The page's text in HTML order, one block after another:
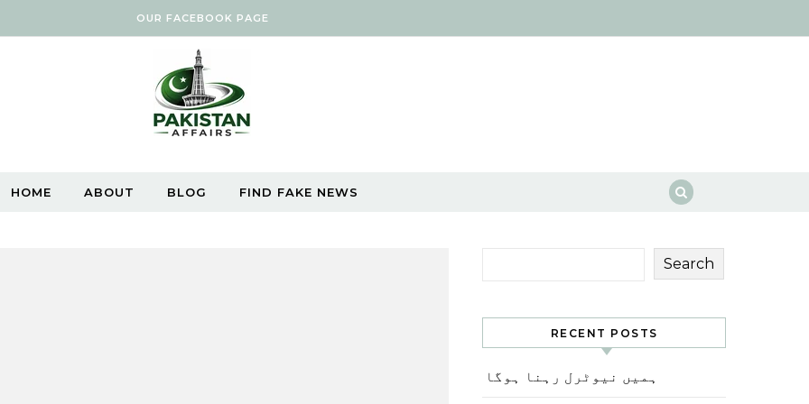
OUR FACEBOOK PAGE
HOME ABOUT BLOG FIND FAKE NEWS
Search
RECENT POSTS
ہمیں نیوٹرل رہنا ہوگا